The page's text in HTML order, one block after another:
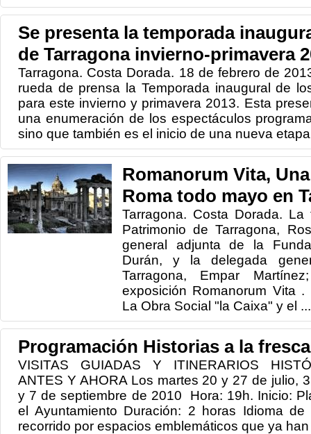
Se presenta la temporada
de Tarragona invierno-primavera
Tarragona. Costa Dorada. 18 de febrero de
rueda de prensa la Temporada inaugural de
para este invierno y primavera 2013. Esta
una enumeración de los espectáculos
sino que también es el inicio de una nueva
Romanorum Vita,
Roma todo mayo en
Tarragona. Costa Dorada.
Patrimonio de Tarragona,
general adjunta de la
Durán, y la delegada
Tarragona, Empar
exposición Romanorum Vita
La Obra Social "la Caixa" y el ...
Programación Historias a la
VISITAS GUIADAS Y ITINERARIOS
ANTES Y AHORA Los martes 20 y 27 de julio,
y 7 de septiembre de 2010 Hora: 19h. Inicio:
el Ayuntamiento Duración: 2 horas Idioma
recorrido por espacios emblemáticos que ya